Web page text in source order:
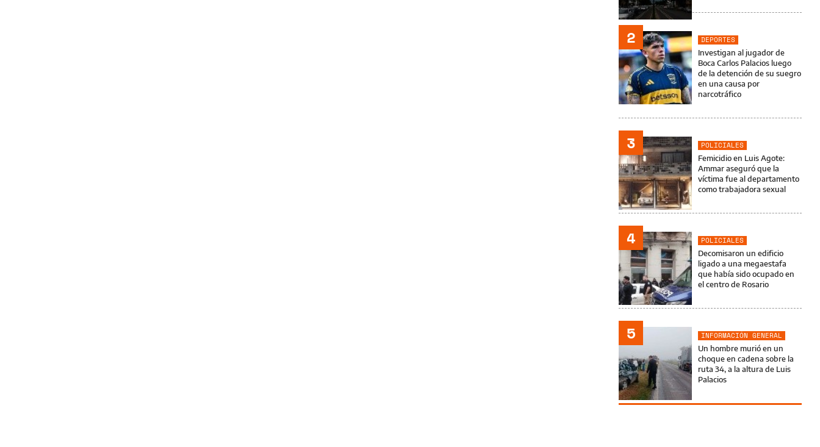
2
DEPORTES
Investigan al jugador de
Boca Carlos Palacios luego
de la detención de su suegro
en una causa por
narcotráfico
3
POLICIALES
Femicidio en Luis Agote:
Ammar aseguró que la
víctima fue al departamento
como trabajadora sexual
4
POLICIALES
Decomisaron un edificio
ligado a una megaestafa
que había sido ocupado en
el centro de Rosario
5
INFORMACIÓN GENERAL
Un hombre murió en un
choque en cadena sobre la
ruta 34, a la altura de Luis
Palacios